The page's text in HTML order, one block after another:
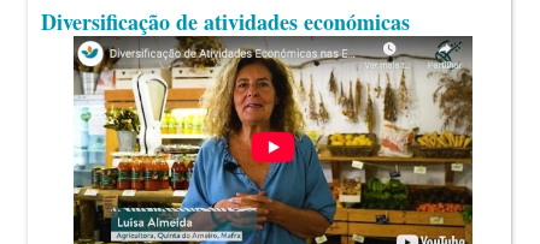
Diversificação de atividades económicas